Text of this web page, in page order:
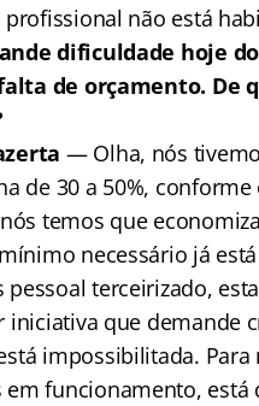
profissional não está
dificuldade hoje
de orçamento. De
— Olha, nós
de 30 a 50%, conforme
temos que
necessário já
pessoal terceirizado,
iniciativa que demande
impossibilitada. Para
em funcionamento, está